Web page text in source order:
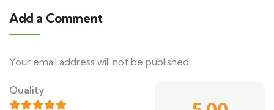
Add a Comment
Your email address will not be published.
Quality